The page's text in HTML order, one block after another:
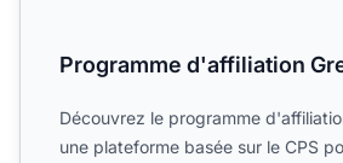
Programme d'affiliation
Découvrez le programme
une plateforme basée sur le CPS